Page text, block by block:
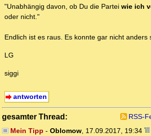
"Unabhängig davon, ob Du die Partei wie ich
oder nicht."
Endlich ist es raus. Es konnte gar nicht anders
LG
siggi
antworten
gesamter Thread:
RSS-
Mein Tipp - Oblomow, 17.09.2017, 19:34